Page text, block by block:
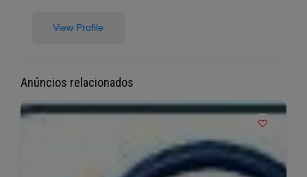
View Profile
Anúncios relacionados